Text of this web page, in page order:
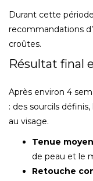
Durant cette
recommandations
croûtes.
Résultat final
Après environ 4
: des sourcils
au visage.
Tenue
de peau et le
Retouche